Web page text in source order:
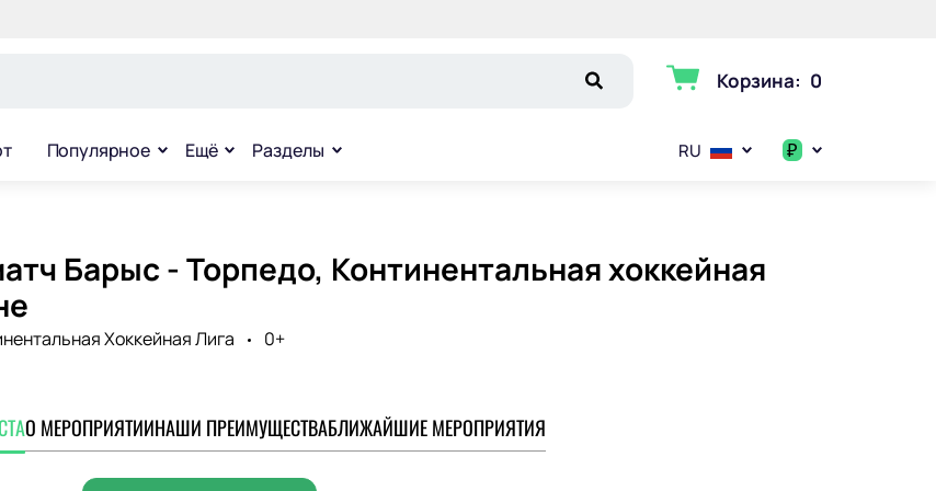
Корзина: 0
Популярное Ещё Разделы RU ₽
Барыс - Торпедо, Континентальная хоккейная
Хоккейная Лига
0+
О МЕРОПРИЯТИИНАШИ ПРЕИМУЩЕСТВАБЛИЖАЙШИЕ МЕРОПРИЯТИЯ